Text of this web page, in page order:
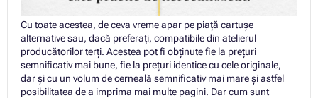
Cu toate acestea, de ceva vreme apar pe piață cartușe
alternative sau, dacă preferați, compatibile din atelierul
producătorilor terți. Acestea pot fi obținute fie la prețuri
semnificativ mai bune, fie la prețuri identice cu cele originale,
dar și cu un volum de cerneală semnificativ mai mare și astfel
posibilitatea de a imprima mai multe pagini. Dar cum sunt